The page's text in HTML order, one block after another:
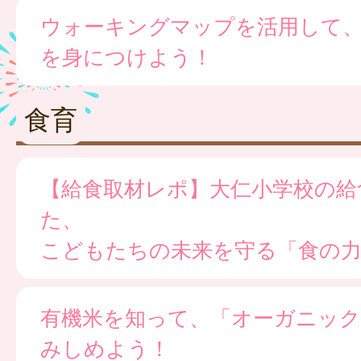
ウォーキングマップを活用して
を身につけよう！
食育
【給食取材レポ】大仁小学校の
た、
こどもたちの未来を守る「食の
有機米を知って、「オーガニッ
みしめよう！